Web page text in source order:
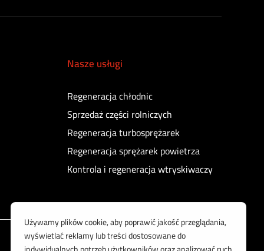
Nasze usługi
Regeneracja chłodnic
Sprzedaż części rolniczych
Regeneracja turbosprężarek
Regeneracja sprężarek powietrza
Kontrola i regeneracja wtryskiwaczy